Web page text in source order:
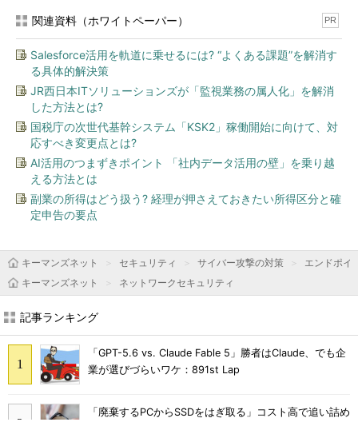
関連資料（ホワイトペーパー） PR
Salesforce活用を軌道に乗せるには? “よくある課題”を解消す
る具体的解決策
JR西日本ITソリューションズが「監視業務の属人化」を解消
した方法とは?
国税庁の次世代基幹システム「KSK2」稼働開始に向けて、対
応すべき変更点とは?
AI活用のつまずきポイント 「社内データ活用の壁」を乗り越
える方法とは
副業の所得はどう扱う? 経理が押さえておきたい所得区分と確
定申告の要点
キーマンズネット セキュリティ サイバー攻撃の対策
エンドポイ
キーマンズネット
ネットワークセキュリティ
記事ランキング
「GPT-5.6 vs. Claude Fable 5」勝者はClaude、でも企
業が選びづらいワケ：891st Lap
「廃棄するPCからSSDをはぎ取る」コスト高で追い詰め